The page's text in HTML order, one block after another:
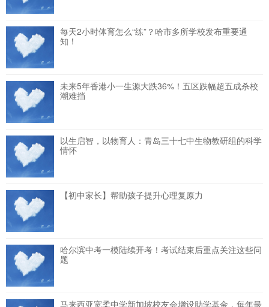
每天2小时体育怎么“练”？哈市多所学校发布重要通
知！
未来5年香港小一生源大跌36%！五区跌幅超五成杀校
潮难挡
以生启智，以物育人：青岛三十七中生物教研组的科学
情怀
【初中家长】帮助孩子提升心理复原力
哈尔滨中考一模陆续开考！考试结束后重点关注这些问
题
马来西亚宽柔中学新加坡校友会增设助学基金，每年最